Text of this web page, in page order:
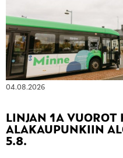
04.08.2026
LINJAN 1A
ALAKAUPUNKIIN
5.8.